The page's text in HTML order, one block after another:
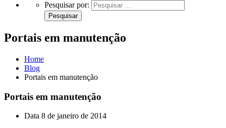
Pesquisar por:
Portais em manutenção
Home
Blog
Portais em manutenção
Portais em manutenção
Data 8 de janeiro de 2014